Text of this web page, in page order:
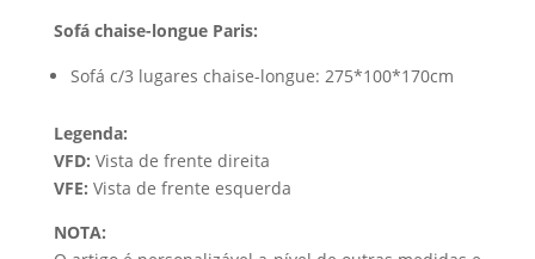
Sofá chaise-longue Paris:
Sofá c/3 lugares chaise-longue: 275*100*170cm
Legenda:
VFD: Vista de frente direita
VFE: Vista de frente esquerda
NOTA: